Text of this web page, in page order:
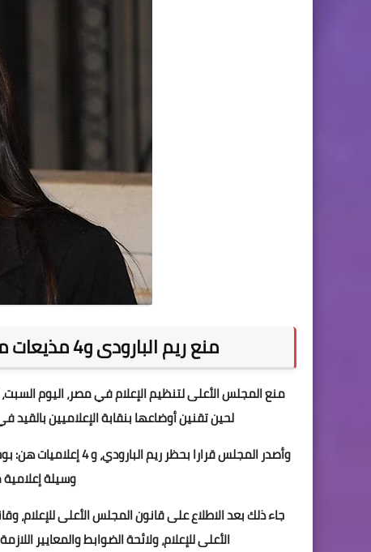
منع ريم البارودى و4 مذيعات من الظهور فى وسائل الأعلام لمدة عام
منع المجلس الأعلى لتنظيم الإعلام في مصر، اليوم السبت،
لحين تقنين أوضاعها بنقابة الإعلاميين
وأصدر المجلس قرارا
وسيلة
جاء ذلك بعد الاطلاع على قانون المجلس الأعلى للإعلام،
الأعلى للإعلام، ولائحة الضوابط والمعايير